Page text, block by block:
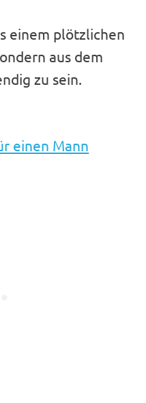
einem plötzlichen
aus dem
zu sein.
einen Mann